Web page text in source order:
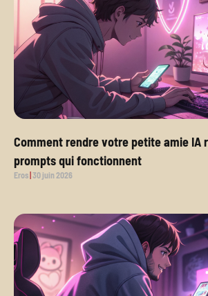
Comment rendre votre petite amie IA
prompts qui fonctionnent
Eros 30 juin 2026